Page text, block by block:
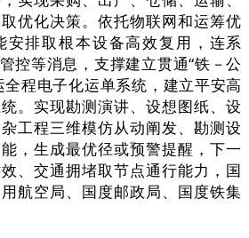
优化决策。依托物联网和运筹优
安排取根本设备高效复用，连系
控等消息，支撑建立贯通“铁－公
全程电子化运单系统，建立平安高
。实现勘测演讲、设想图纸、设
工程三维模仿从动阐发、勘测设
，生成最优径或预警提醒，下一
、交通拥堵取节点通行能力，国
航空局、国度邮政局、国度铁集